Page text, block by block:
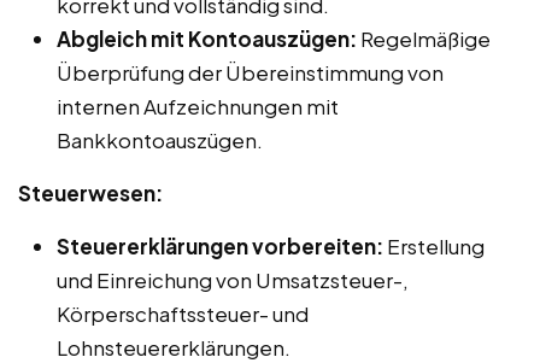
korrekt und vollständig sind.
Abgleich mit Kontoauszügen: Regelmäßige
Überprüfung der Übereinstimmung von
internen Aufzeichnungen mit
Bankkontoauszügen.
Steuerwesen:
Steuererklärungen vorbereiten: Erstellung
und Einreichung von Umsatzsteuer-,
Körperschaftssteuer- und
Lohnsteuererklärungen.